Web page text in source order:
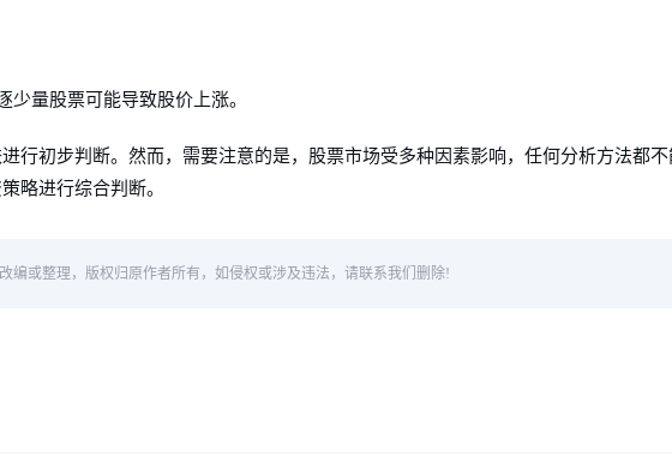
量股票可能导致股价上涨。
行初步判断。然而，需要注意的是，股票市场受多种因素影响，任何分析方法都
略进行综合判断。
编或整理，版权归原作者所有，如侵权或涉及违法，请联系我们删除!